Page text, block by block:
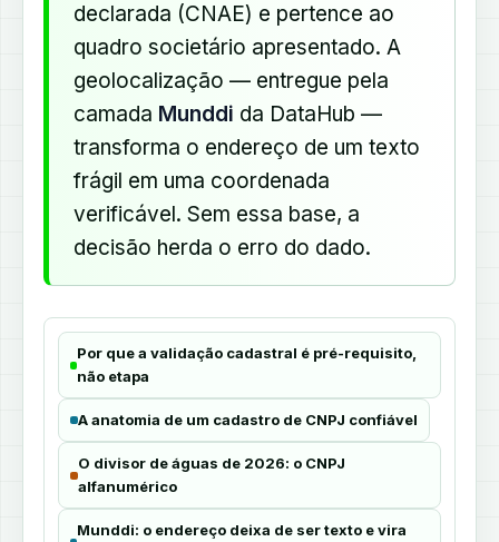
declarada (CNAE) e pertence ao
quadro societário apresentado. A
geolocalização — entregue pela
camada Munddi da DataHub —
transforma o endereço de um texto
frágil em uma coordenada
verificável. Sem essa base, a
decisão herda o erro do dado.
Por que a validação cadastral é pré-requisito,
não etapa
A anatomia de um cadastro de CNPJ confiável
O divisor de águas de 2026: o CNPJ
alfanumérico
Munddi: o endereço deixa de ser texto e vira